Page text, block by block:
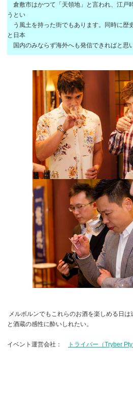
倉敷市はかつて「天領地」と言われ、江戸
うとい
う風土を持った街でもあります。同時に歴
と日本
国内のみならず海外へも発信できればと思い
メルボルンでもこれらのお酒を楽しめる日
と酒蔵の感性に酔いしれたい。
イベント運営会社： トライバー（Tryber